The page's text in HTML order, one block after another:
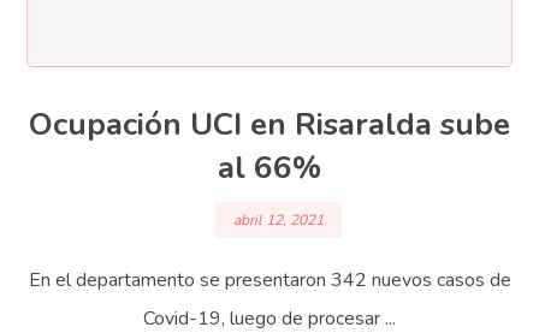
Ocupación UCI en Risaralda sube
al 66%
abril 12, 2021
En el departamento se presentaron 342 nuevos casos de
Covid-19, luego de procesar ...